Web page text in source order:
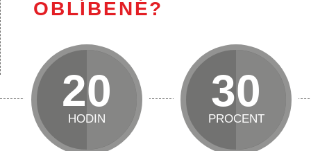
OBLÍBENÉ?
20
HODIN
30
PROCENT